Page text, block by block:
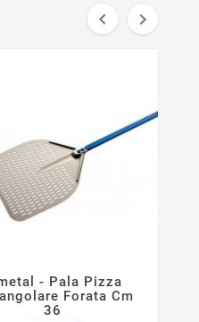
 
  
- Pala Pizza
Forata Cm
36